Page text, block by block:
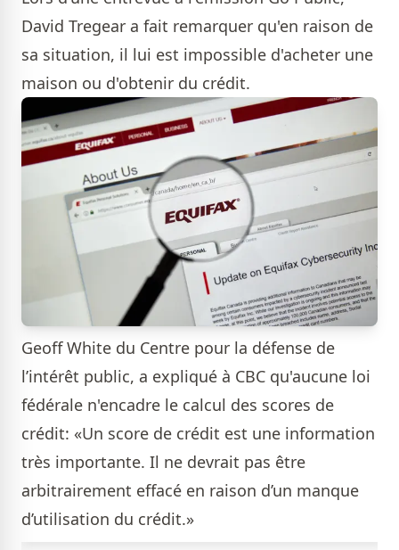
David Tregear a fait remarquer qu'en raison de
sa situation, il lui est impossible d'acheter une
maison ou d'obtenir du crédit.
Geoff White du Centre pour la défense de
l’intérêt public, a expliqué à CBC qu'aucune loi
fédérale n'encadre le calcul des scores de
crédit: «Un score de crédit est une information
très importante. Il ne devrait pas être
arbitrairement effacé en raison d’un manque
d’utilisation du crédit.»